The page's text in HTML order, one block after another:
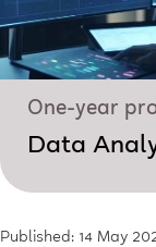
One-year
Data
Published: 14 May